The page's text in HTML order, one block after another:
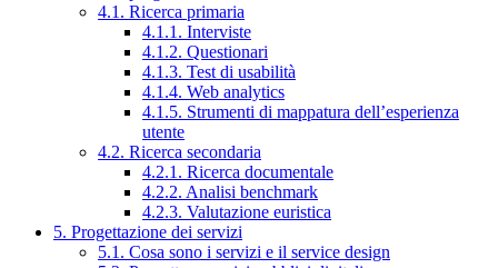
4.1. Ricerca primaria
4.1.1. Interviste
4.1.2. Questionari
4.1.3. Test di usabilità
4.1.4. Web analytics
4.1.5. Strumenti di mappatura dell’esperienza
utente
4.2. Ricerca secondaria
4.2.1. Ricerca documentale
4.2.2. Analisi benchmark
4.2.3. Valutazione euristica
5. Progettazione dei servizi
5.1. Cosa sono i servizi e il service design